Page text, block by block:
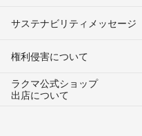
サステナビリティメッセージ
権利侵害について
ラクマ公式ショップ
出店について